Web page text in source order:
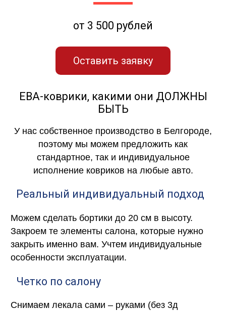
от 3 500 рублей
Оставить заявку
ЕВА-коврики, какими они ДОЛЖНЫ
БЫТЬ
У нас собственное производство в Белгороде,
поэтому мы можем предложить как
стандартное, так и индивидуальное
исполнение ковриков на любые авто.
Реальный индивидуальный подход
Можем сделать бортики до 20 см в высоту.
Закроем те элементы салона, которые нужно
закрыть именно вам. Учтем индивидуальные
особенности эксплуатации.
Четко по салону
Снимаем лекала сами – руками (без 3д